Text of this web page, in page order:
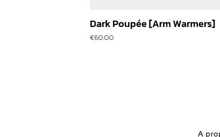
Dark Poupée [Arm Warmers]
価格
€60.00
A